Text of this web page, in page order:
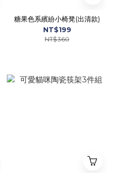
糖果色系繽紛小椅凳(出清款)
NT$199
NT$360